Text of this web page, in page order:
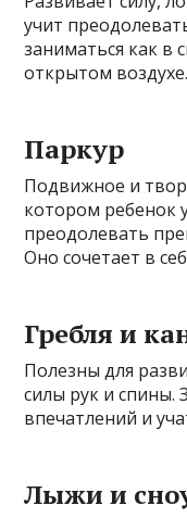
учит
заниматься как в
открытом воздухе.
Паркур
Подвижное и
котором ребенок
преодолевать
Оно сочетает в
Гребля и
Полезны для
силы рук и спины.
впечатлений и
Лыжи и